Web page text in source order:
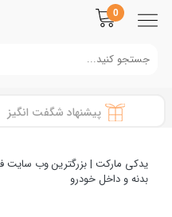
0
پیشنهاد شگفت انگیز
یدکی مارکت | بزرگترین وب سایت
بدنه و داخل خودرو